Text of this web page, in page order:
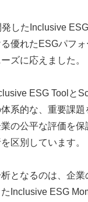
したInclusive
優れたESGパフ
ズに応えました。
ESG Toolと
系的な、重要課
の公平な評価を
区別しています。
となるのは、企
Inclusive ESG